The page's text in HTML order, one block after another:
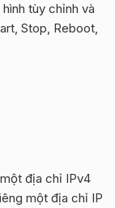
tùy chỉnh và
Stop, Reboot,
địa chỉ IPv4
một địa chỉ IP